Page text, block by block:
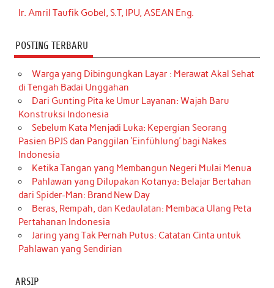
Ir. Amril Taufik Gobel, S.T, IPU, ASEAN Eng.
POSTING TERBARU
Warga yang Dibingungkan Layar : Merawat Akal Sehat
di Tengah Badai Unggahan
Dari Gunting Pita ke Umur Layanan: Wajah Baru
Konstruksi Indonesia
Sebelum Kata Menjadi Luka: Kepergian Seorang
Pasien BPJS dan Panggilan ‘Einfühlung’ bagi Nakes
Indonesia
Ketika Tangan yang Membangun Negeri Mulai Menua
Pahlawan yang Dilupakan Kotanya: Belajar Bertahan
dari Spider-Man: Brand New Day
Beras, Rempah, dan Kedaulatan: Membaca Ulang Peta
Pertahanan Indonesia
Jaring yang Tak Pernah Putus: Catatan Cinta untuk
Pahlawan yang Sendirian
ARSIP